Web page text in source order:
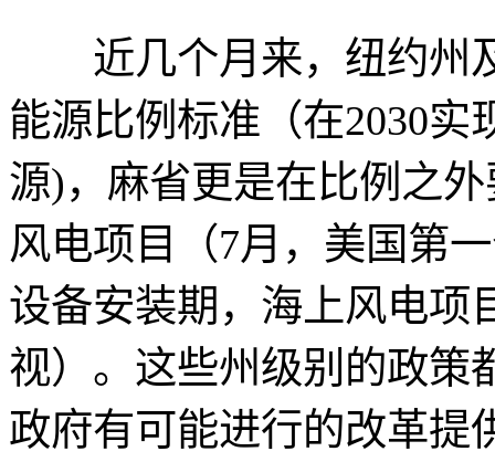
近几个月来，纽约州
能源比例标准（在2030实
源)，麻省更是在比例之
风电项目（7月，美国第
设备安装期，海上风电项
视）。这些州级别的政策
政府有可能进行的改革提